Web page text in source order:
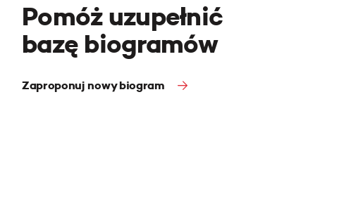
Pomóż uzupełnić
bazę biogramów
Zaproponuj nowy biogram